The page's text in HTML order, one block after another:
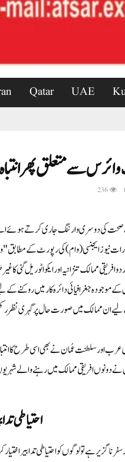
UAE
Qatar
سے متعلق پھر
236
کی دوسری وارننگ جاری کرتے ہوئے اپنے
نیوزایجنسی (وام) کی رپورٹ کے
دوافریقی ممالک تنزانیہ اور
جغرافیائی دائرہ کارمیں روکنے کے
لیے ان ممالک میں صورت حال پرگہری نظر
عرب اورسلطنت عُمان نے بھی اسی طرح
افریقی ممالک میں رہنے والے
احتیاطی
ناگزیرہے تو لوگوں کو احتیاطی تدابیر